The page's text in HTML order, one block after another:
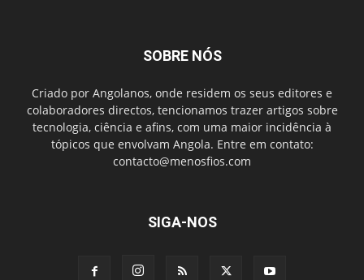
SOBRE NÓS
Criado por Angolanos, onde residem os seus editores e
colaboradores directos, tencionamos trazer artigos sobre
tecnologia, ciência e afins, com uma maior incidência à
tópicos que envolvam Angola. Entre em contato:
contacto@menosfios.com
SIGA-NOS